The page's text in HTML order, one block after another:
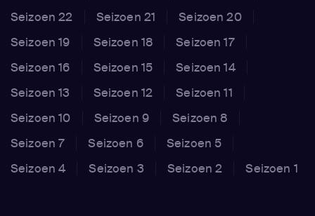
Seizoen 22
Seizoen 21
Seizoen 20
Seizoen 19
Seizoen 18
Seizoen 17
Seizoen 16
Seizoen 15
Seizoen 14
Seizoen 13
Seizoen 12
Seizoen 11
Seizoen 10
Seizoen 9
Seizoen 8
Seizoen 7
Seizoen 6
Seizoen 5
Seizoen 4
Seizoen 3 Seizoen 2 Seizoen 1